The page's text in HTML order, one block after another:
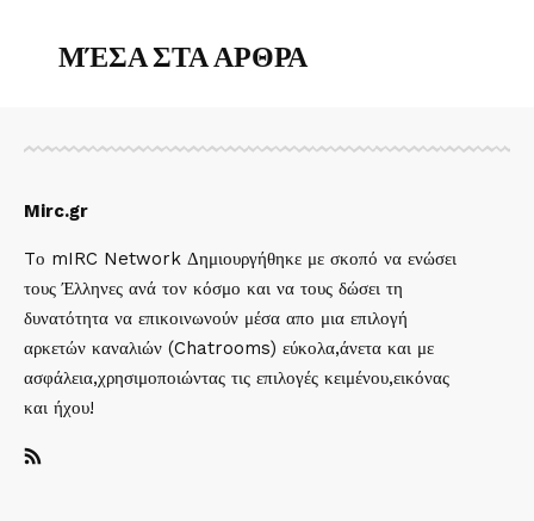
ΜΈΣΑ ΣΤΑ ΑΡΘΡΑ
Mirc.gr
Tο mIRC Network Δημιουργήθηκε με σκοπό να ενώσει
τους Έλληνες ανά τον κόσμο και να τους δώσει τη
δυνατότητα να επικοινωνούν μέσα απο μια επιλογή
αρκετών καναλιών (Chatrooms) εύκολα,άνετα και με
ασφάλεια,χρησιμοποιώντας τις επιλογές κειμένου,εικόνας
και ήχου!